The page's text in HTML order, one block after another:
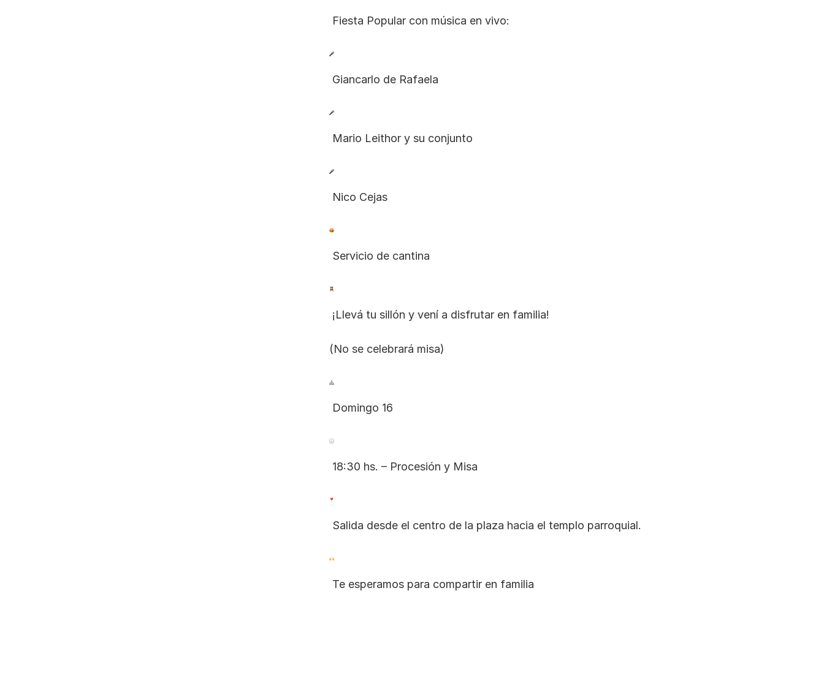
Fiesta Popular con música en vivo:
Giancarlo de Rafaela
Mario Leithor y su conjunto
Nico Cejas
Servicio de cantina
¡Llevá tu sillón y vení a disfrutar en familia!
(No se celebrará misa)
Domingo 16
18:30 hs. – Procesión y Misa
Salida desde el centro de la plaza hacia el templo parroquial.
Te esperamos para compartir en familia